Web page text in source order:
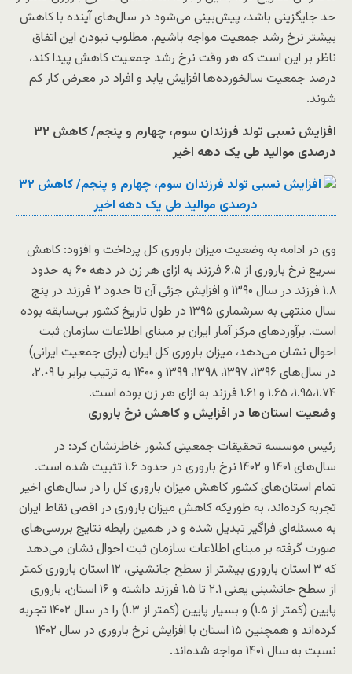
حد جایگزینی باشد، پیش‌بینی می‌شود در سال‌های آینده با کاهش
بیشتر نرخ رشد جمعیت مواجه باشیم. مطلوب نبودن این اتفاق
ناظر بر این است که هر وقت نرخ رشد جمعیت کاهش پیدا کند،
درصد جمعیت سالخورده‌ها افزایش یابد و افراد در معرض کار کم
شوند.
افزایش نسبی تولد فرزندان سوم، چهارم و پنجم/ کاهش ۳۲
درصدی موالید طی یک دهه اخیر
وی در ادامه به وضعیت میزان باروری کل پرداخت و افزود: کاهش
سریع نرخ باروری از ۶.۵ فرزند به ازای هر زن در دهه ۶۰ به حدود
۱.۸ فرزند در سال ۱۳۹۰ و افزایش جزئی آن تا حدود ۲ فرزند در پنج
سال منتهی به سرشماری ۱۳۹۵ در طول تاریخ کشور بی‌سابقه بوده
است. برآورد‌های مرکز آمار ایران بر مبنای اطلاعات سازمان ثبت
احوال نشان می‌دهد، میزان باروری کل ایران (برای جمعیت ایرانی)
در سال‌های ١٣٩۶، ١٣٩٧، ١٣٩٨، ١٣٩٩ و ۱۴۰۰ به ترتیب برابر با ٢.٠٩،
١.٩۵،١.٧۴، ١.۶۵ و ۱.۶۱ فرزند به ازای هر زن بوده است.
وضعیت استان‌ها در افزایش و کاهش نرخ باروری
رئیس موسسه تحقیقات جمعیتی کشور خاطرنشان کرد: در
سال‌های ۱۴۰۱ و ۱۴۰۲ نرخ باروری در حدود ۱.۶ تثبیت شده است.
تمام استان‌های کشور کاهش میزان باروری کل را در سال‌های اخیر
تجربه کرده‌اند، به طوریکه کاهش میزان باروری در اقصی نقاط ایران
به مسئله‌ای فراگیر تبدیل شده و در همین رابطه نتایج بررسی‌های
صورت گرفته بر مبنای اطلاعات سازمان ثبت احوال نشان می‌دهد
که ۳ استان باروری بیشتر از سطح جانشینی، ۱۲ استان باروری کمتر
از سطح جانشینی یعنی ٢.۱ تا ١.۵ فرزند داشته و ۱۶ استان، باروری
پایین (کمتر از ١.۵) و بسیار پایین (کمتر از ١.٣) را در سال ۱۴۰۲ تجربه
کرده‌اند و همچنین ۱۵ استان با افزایش نرخ باروری در سال ۱۴۰۲
نسبت به سال ۱۴۰۱ مواجه شده‌اند.